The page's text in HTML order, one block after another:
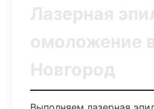
Лазерная
омоложение
Новгород